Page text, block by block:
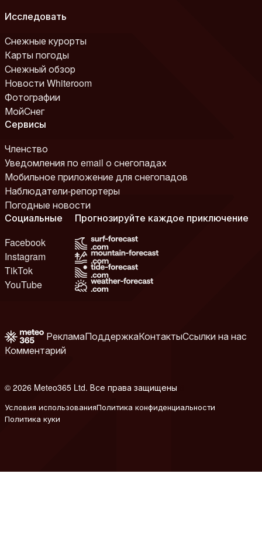
Исследовать
Снежные курорты
Карты погоды
Снежный обзор
Новости Whiteroom
Фотографии
МойСнег
Сервисы
Членство
Уведомления по email о снегопадах
Мобильное приложение для снегопадов
Наблюдатели-репортеры
Погодные новости
Социальные
Facebook
Instagram
TikTok
YouTube
Прогнозируйте каждое приключение
РекламаПоддержкаКонтактыСсылки на нас
Комментарий
© 2026 Meteo365 Ltd. Все права защищены
Условия использованияПолитика конфиденциальности
Политика куки